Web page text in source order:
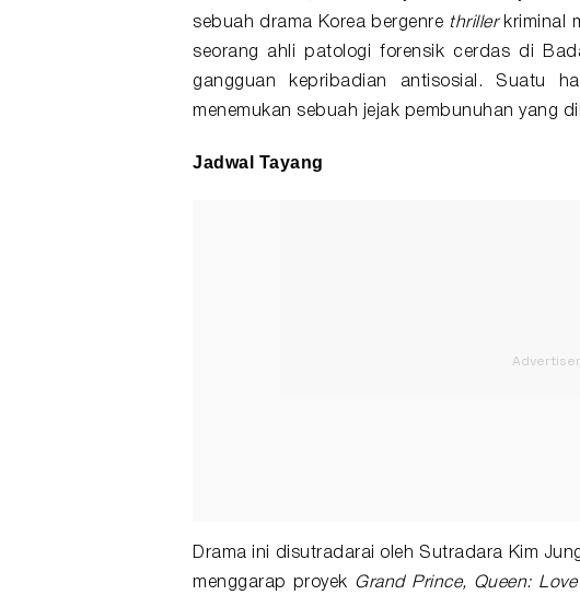
sebuah drama Korea bergenre thrillerkriminal
seorang ahli patologi forensik cerdas di
gangguan kepribadian antisosial. Suatu
menemukan sebuah jejak pembunuhan yang
Jadwal Tayang
Drama ini disutradarai oleh Sutradara Kim
menggarap proyek Grand Prince, Queen: